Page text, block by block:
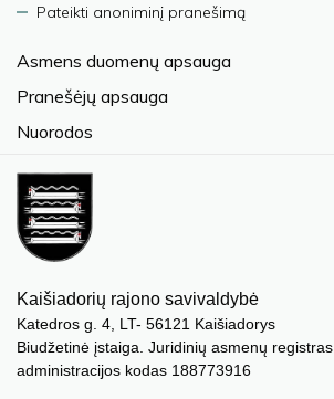
Pateikti anoniminį pranešimą
Asmens duomenų apsauga
Pranešėjų apsauga
Nuorodos
Kaišiadorių rajono savivaldybė
Katedros g. 4, LT- 56121 Kaišiadorys
Biudžetinė įstaiga. Juridinių asmenų registras,
administracijos kodas 188773916